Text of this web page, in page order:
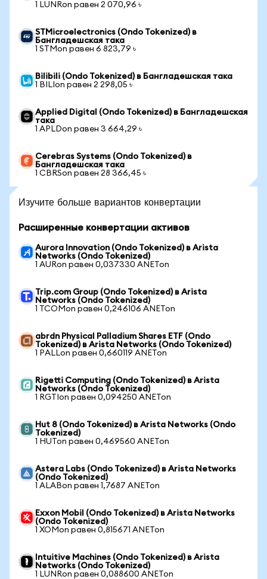
1 LUNRon равен 2 070,96 ৳
STMicroelectronics (Ondo Tokenized) в
Бангладешская така
1 STMon равен 6 823,79 ৳
Bilibili (Ondo Tokenized) в Бангладешская така
1 BILIon равен 2 298,05 ৳
Applied Digital (Ondo Tokenized) в Бангладешская
така
1 APLDon равен 3 664,29 ৳
Cerebras Systems (Ondo Tokenized) в
Бангладешская така
1 CBRSon равен 28 366,45 ৳
Изучите больше вариантов конвертации
Расширенные конвертации активов
Aurora Innovation (Ondo Tokenized) в Arista
Networks (Ondo Tokenized)
1 AURon равен 0,037330 ANETon
Trip.com Group (Ondo Tokenized) в Arista
Networks (Ondo Tokenized)
1 TCOMon равен 0,246106 ANETon
abrdn Physical Palladium Shares ETF (Ondo
Tokenized) в Arista Networks (Ondo Tokenized)
1 PALLon равен 0,660119 ANETon
Rigetti Computing (Ondo Tokenized) в Arista
Networks (Ondo Tokenized)
1 RGTIon равен 0,094250 ANETon
Hut 8 (Ondo Tokenized) в Arista Networks (Ondo
Tokenized)
1 HUTon равен 0,469560 ANETon
Astera Labs (Ondo Tokenized) в Arista Networks
(Ondo Tokenized)
1 ALABon равен 1,7687 ANETon
Exxon Mobil (Ondo Tokenized) в Arista Networks
(Ondo Tokenized)
1 XOMon равен 0,815671 ANETon
Intuitive Machines (Ondo Tokenized) в Arista
Networks (Ondo Tokenized)
1 LUNRon равен 0,088600 ANETon